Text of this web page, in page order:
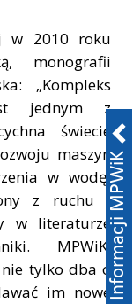
w 2010 roku
monografii
„Kompleks
jednym z
świecie
maszyn
w wodę.
z ruchu i
w literaturze
MPWiK,
tylko dba o
im nowe